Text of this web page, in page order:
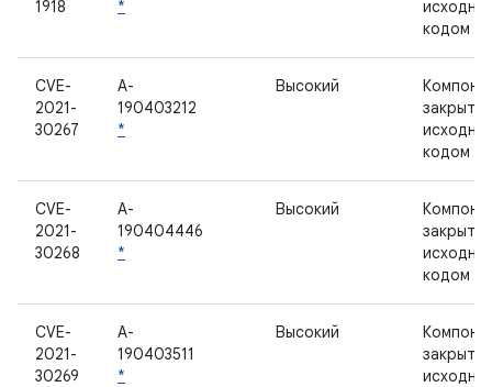
1918
*
кодом
CVE-
2021-
30267
A-
190403212
*
Высокий
кодом
CVE-
2021-
30268
A-
190404446
*
Высокий
кодом
CVE-
2021-
30269
A-
190403511
*
Высокий